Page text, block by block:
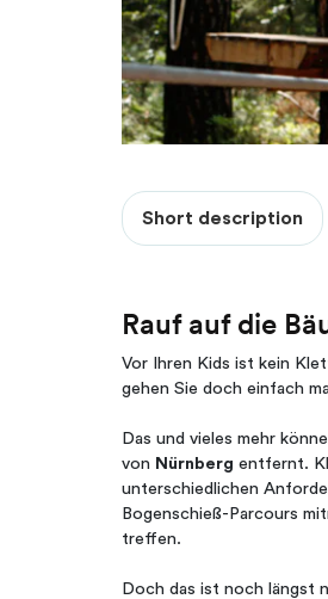
Short description
Rauf auf die
Vor Ihren Kids ist kein
gehen Sie doch einfach
Das und vieles mehr
von Nürnberg entfernt.
unterschiedlichen
Bogenschieß-Parcours
treffen.
Doch das ist noch längst